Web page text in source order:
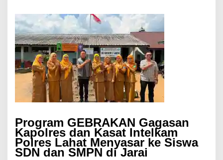
Program GEBRAKAN Gagasan
Kapolres dan Kasat Intelkam
Polres Lahat Menyasar ke Siswa
SDN dan SMPN di Jarai